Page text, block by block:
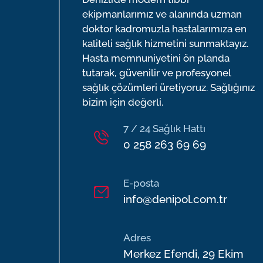
Kadın Hastalıkları ve Doğum
Kalp ve Damar Cerrahisi
Kardiyoloji
Kulak Burun Boğaz
Nöroloji
Ortopedi ve Travmatoloji
Plastik, Rekonstrüktif ve Estetik Cerrahi
Psikiyatri
Psikoloji
Romatoloji
Tıbbi Onkoloji
Op. Dr. Cem Mehmet BİLEN
Op. Dr. Durmuş Ali ÖZDEMİR
Op. Dr. Fatih Baki ÜLTAY
Op. Dr. Uğur KULALI
Op. Dr. Sami CEBELLİ
Op. Dr. Hasan KOYU
Op. Dr. Gizem SARIİZ
Op. Dr. Özge BAL
Op. Dr. Serkan YURTSEVER
Op. Dr. Melih ÜSTEL
Op. Dr. Erol GÜLDÜN
Op. Dr. Ahmet Yavuz BALDIRAN
ekipmanlarımız ve alanında uzman
doktor kadromuzla hastalarımıza en
kaliteli sağlık hizmetini sunmaktayız.
Hasta memnuniyetini ön planda
tutarak, güvenilir ve profesyonel
sağlık çözümleri üretiyoruz. Sağlığınız
bizim için değerli.
7 / 24 Sağlık Hattı
0 258 263 69 69
E-posta
info@denipol.com.tr
Adres
Merkez Efendi, 29 Ekim